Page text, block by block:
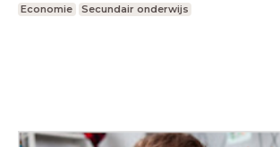
Economie Secundair onderwijs